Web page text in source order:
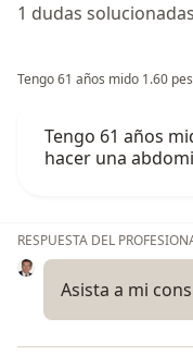
1 dudas
Tengo 61 años mido 1.60
Tengo 61 años
hacer una
RESPUESTA DEL
Asista a mi